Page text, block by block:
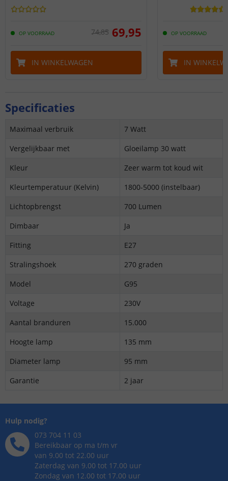
OP VOORRAAD 74,85 69,95
IN WINKELWAGEN
OP VOORRAAD
IN
Specificaties
Maximaal verbruik
7 Watt
Vergelijkbaar met
Gloeilamp 30 watt
Kleur
Zeer warm tot koud wit
Kleurtemperatuur (Kelvin)
1800-5000 (instelbaar)
Lichtopbrengst
700 Lumen
Dimbaar
Ja
Fitting
E27
Stralingshoek
270 graden
Model
G95
Voltage
230V
Aantal branduren
15.000
Hoogte lamp
135 mm
Diameter lamp
95 mm
Garantie
2 jaar
Hulp nodig?
073 704 11 03
Bereikbaar op ma t/m vr
van 9.00 tot 22.00 uur
Zaterdag van 9.00 tot 17.00 uur
Zondag van 12.00 tot 17.00 uur